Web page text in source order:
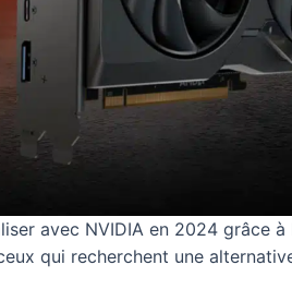
avec NVIDIA en 2024 grâce à
qui recherchent une